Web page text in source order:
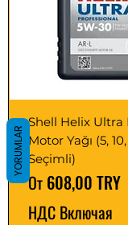
Shell Helix Ultra
Motor Yağı (5,
Seçimli)
От 608,00 TRY
Цена со скидкой
НДС Включая
YORUMLAR